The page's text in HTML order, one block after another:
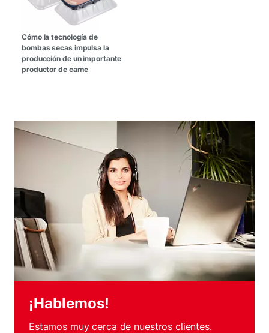
Cómo la tecnología de
bombas secas impulsa la
producción de un importante
productor de carne
¡Hablemos!
Estamos muy cerca de nuestros clientes.